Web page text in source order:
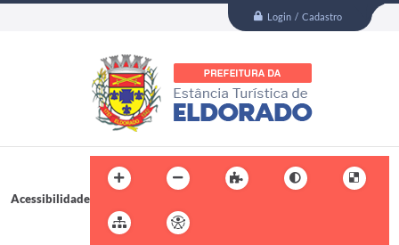
Login / Cadastro
Acessibilidade